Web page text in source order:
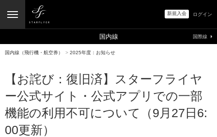
新規入会 ログイン
国内線（飛行機・航空券） > 2025年度：お知らせ
【お詫び：復旧済】スターフライヤ
ー公式サイト・公式アプリでの一部
機能の利用不可について（9月27日6:
00更新）
国内線 国際線